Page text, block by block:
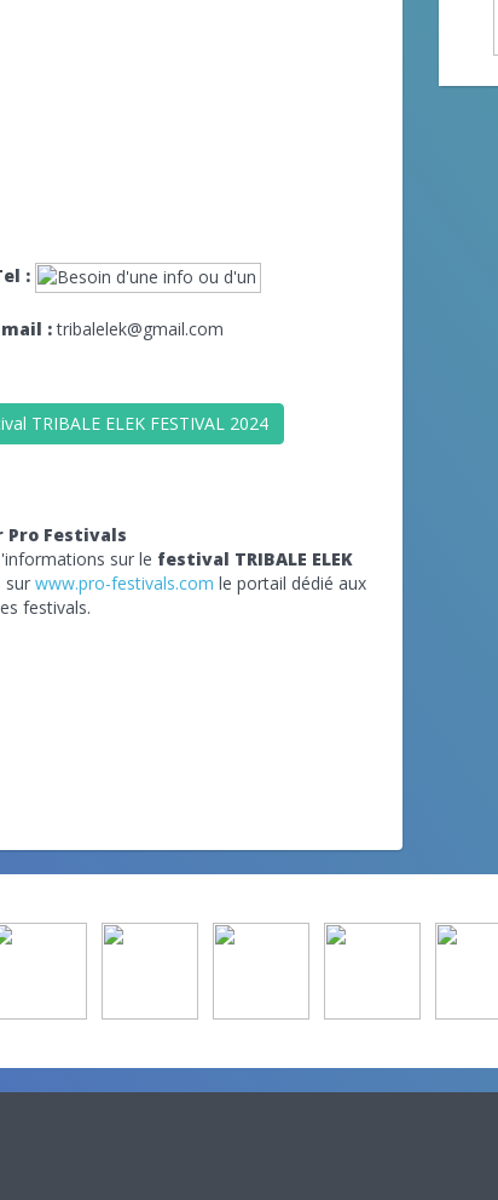
:
:tribalelek@gmail.com
TRIBALE ELEK FESTIVAL 2024
Pro Festivals
sur le festival TRIBALE ELEK
sur www.pro-festivals.com le portail dédié aux
festivals.